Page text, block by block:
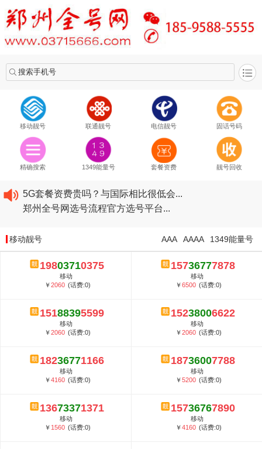
搜索手机号
移动靓号 联通靓号 电信靓号 固话号码
精确搜索 1349能量号 套餐资费 靓号回收
2020​移动最新套餐资费...
2020​联通最新套餐资费...
5G套餐资费贵吗？与国际相比很低会...
郑州全号网选号流程官方选号平台...
2020​联通最新套餐资费...
2020​电信最新套餐资费...
5G套餐资费贵吗？与国际相比很低会...
郑州全号网选号流程官方选号平台...
移动靓号 1349能量号
AAAA
AAA
19803710375
移动
￥2060 (话费:0)
15736777878
移动
￥6500 (话费:0)
15188395599
移动
￥2060 (话费:0)
15238006622
移动
￥2060 (话费:0)
18236771166
移动
￥4160 (话费:0)
18736007788
移动
￥5200 (话费:0)
13673371371
移动
￥ 1560 (话费:0)
15736767890
移动
￥4160 (话费:0)